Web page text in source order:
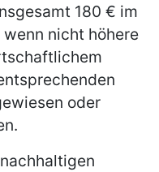
180 € im
nicht höhere
oder